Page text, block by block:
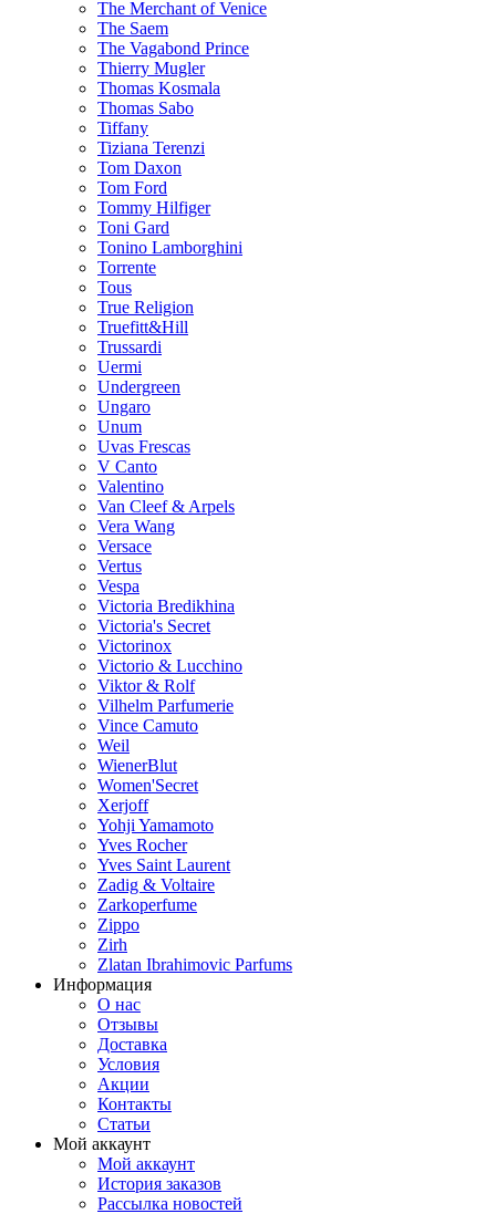
The Merchant of Venice
The Saem
The Vagabond Prince
Thierry Mugler
Thomas Kosmala
Thomas Sabo
Tiffany
Tiziana Terenzi
Tom Daxon
Tom Ford
Tommy Hilfiger
Toni Gard
Tonino Lamborghini
Torrente
Tous
True Religion
Truefitt&Hill
Trussardi
Uermi
Undergreen
Ungaro
Unum
Uvas Frescas
V Canto
Valentino
Van Cleef & Arpels
Vera Wang
Versace
Vertus
Vespa
Victoria Bredikhina
Victoria's Secret
Victorinox
Victorio & Lucchino
Viktor & Rolf
Vilhelm Parfumerie
Vince Camuto
Weil
WienerBlut
Women'Secret
Xerjoff
Yohji Yamamoto
Yves Rocher
Yves Saint Laurent
Zadig & Voltaire
Zarkoperfume
Zippo
Zirh
Zlatan Ibrahimovic Parfums
Информация
О нас
Отзывы
Доставка
Условия
Aкции
Контакты
Статьи
Мой аккаунт
Мой аккаунт
История заказов
Рассылка новостей